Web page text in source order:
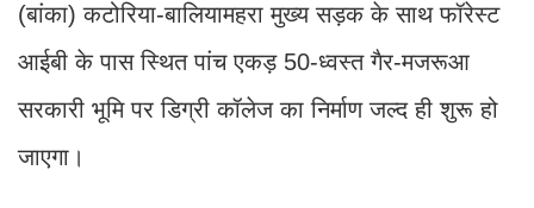
(बांका) कटोरिया-बालियामहरा मुख्य सड़क के साथ फॉरेस्ट
आईबी के पास स्थित पांच एकड़ 50-ध्वस्त गैर-मजरूआ
सरकारी भूमि पर डिग्री कॉलेज का निर्माण जल्द ही शुरू हो
जाएगा।